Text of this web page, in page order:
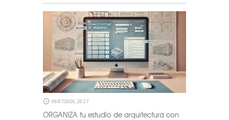
09/07/2026, 20:27
ORGANIZA tu estudio de arquitectura con